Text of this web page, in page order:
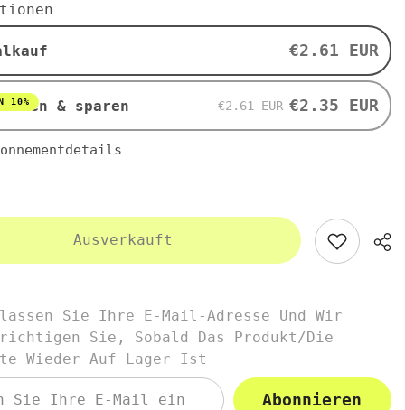
Basilikum
glutenfrei
BIO
50
-
ZWERGENWIESE
€2.61 EUR
& sparen
10% €2.61 EUR €2.35 EUR
Ausverkauft
Sie Ihre E-Mail-Adresse Und Wir
Sie, Sobald Das Produkt/die
Wieder Auf Lager Ist
Abonnieren